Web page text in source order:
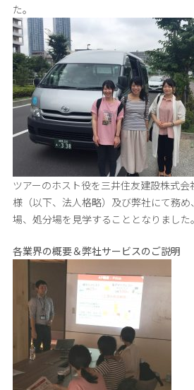
た。
ツアーのホスト役を三井住友建設株式
様（以下、法人格略）及び弊社にて務
場、処分場を見学することとなりました。
各業界の概要＆弊社サービスのご説明